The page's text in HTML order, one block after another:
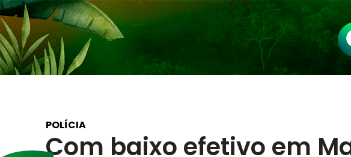
POLÍCIA
Com baixo efetivo em